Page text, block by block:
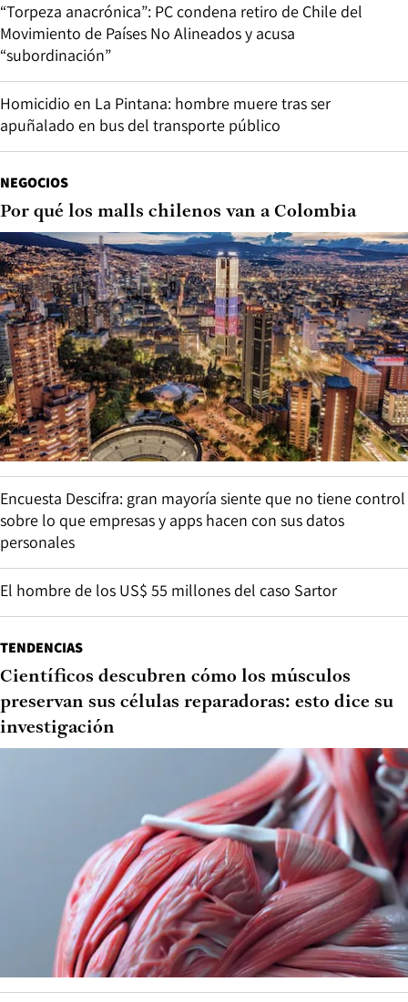
“Torpeza anacrónica”: PC condena retiro de Chile del
Movimiento de Países No Alineados y acusa
“subordinación”
Homicidio en La Pintana: hombre muere tras ser
apuñalado en bus del transporte público
NEGOCIOS
Por qué los malls chilenos van a Colombia
Encuesta Descifra: gran mayoría siente que no tiene control
sobre lo que empresas y apps hacen con sus datos
personales
El hombre de los US$ 55 millones del caso Sartor
TENDENCIAS
Científicos descubren cómo los músculos
preservan sus células reparadoras: esto dice su
investigación